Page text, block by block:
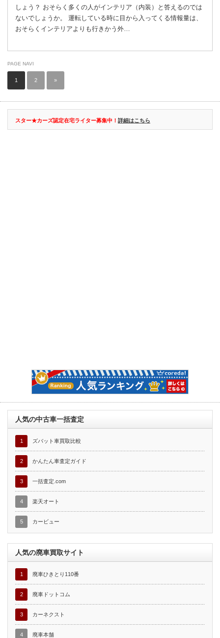
しょう？ おそらく多くの人がインテリア（内装）と答えるのでは
ないでしょうか。 運転している時に目から入ってくる情報量は、
おそらくインテリアよりも行きかう外…
PAGE NAVI
1 2 »
スター★カーズ認定在宅ライター募集中！ 詳細はこちら
人気の中古車一括査定
1 ズバット車買取比較
2 かんたん車査定ガイド
3 一括査定.com
4 楽天オート
5 カービュー
人気の廃車買取サイト
1 廃車ひきとり110番
2 廃車ドットコム
3 カーネクスト
4 廃車本舗